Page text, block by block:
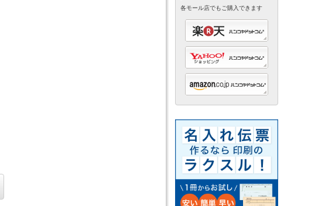
各モール店でもご購入できます